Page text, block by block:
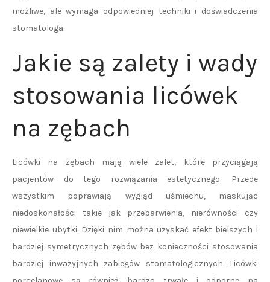
możliwe, ale wymaga odpowiedniej techniki i doświadczenia
stomatologa.
Jakie są zalety i wady
stosowania licówek
na zębach
Licówki na zębach mają wiele zalet, które przyciągają
pacjentów do tego rozwiązania estetycznego. Przede
wszystkim poprawiają wygląd uśmiechu, maskując
niedoskonałości takie jak przebarwienia, nierówności czy
niewielkie ubytki. Dzięki nim można uzyskać efekt bielszych i
bardziej symetrycznych zębów bez konieczności stosowania
bardziej inwazyjnych zabiegów stomatologicznych. Licówki